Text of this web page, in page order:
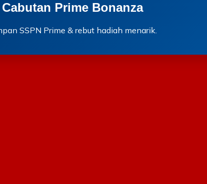
Cabutan Prime Bonanza
SSPN Prime & rebut hadiah menarik.